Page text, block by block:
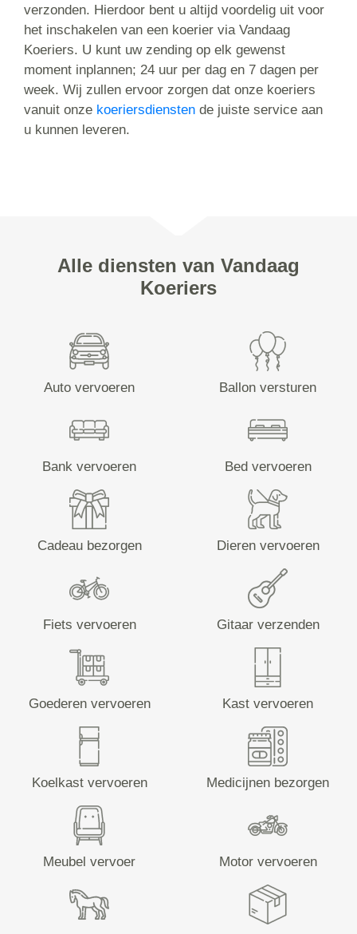
verzonden. Hierdoor bent u altijd voordelig uit voor
het inschakelen van een koerier via Vandaag
Koeriers. U kunt uw zending op elk gewenst
moment inplannen; 24 uur per dag en 7 dagen per
week. Wij zullen ervoor zorgen dat onze koeriers
vanuit onze koeriersdiensten de juiste service aan
u kunnen leveren.
Alle diensten van Vandaag
Koeriers
Auto vervoeren Ballon versturen
Bank vervoeren Bed vervoeren
Cadeau bezorgen Dieren vervoeren
Fiets vervoeren Gitaar verzenden
Goederen vervoeren Kast vervoeren
Koelkast vervoeren Medicijnen bezorgen
Meubel vervoer Motor vervoeren